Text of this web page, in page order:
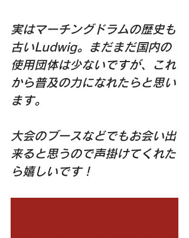
実はマーチングドラムの歴史も
古いLudwig。まだまだ国内の
使用団体は少ないですが、これ
から普及の力になれたらと思い
ます。
大会のブースなどでもお会い出
来ると思うので声掛けてくれた
ら嬉しいです！